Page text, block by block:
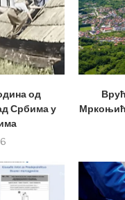
од
Србима у
Мркоњић